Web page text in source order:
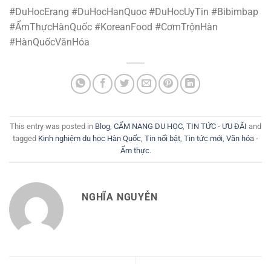
#DuHocErang #DuHocHanQuoc #DuHocUyTin #Bibimbap
#ẨmThựcHànQuốc #KoreanFood #CơmTrộnHàn
#HànQuốcVănHóa
This entry was posted in Blog, CẨM NANG DU HỌC, TIN TỨC - ƯU ĐÃI and
tagged Kinh nghiệm du học Hàn Quốc, Tin nổi bật, Tin tức mới, Văn hóa -
Ẩm thực.
NGHĨA NGUYỄN